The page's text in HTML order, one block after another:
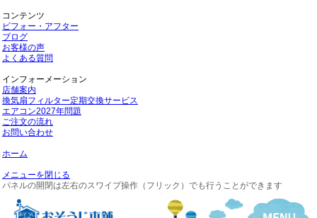
コンテンツ
ビフォー・アフター
ブログ
お客様の声
よくある質問
インフォーメーション
店舗案内
換気扇フィルター定期交換サービス
エアコン2027年問題
ご注文の流れ
お問い合わせ
ホーム
メニューを閉じる
パネルの開閉は左右のスワイプ操作（フリック）でも行うことができます